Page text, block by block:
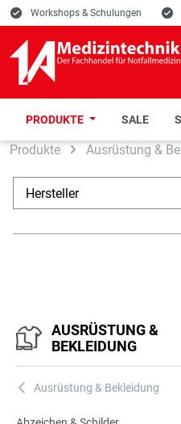
Hauptinhalt springen
Zur Suche springen
Zur Hauptnavigation springen
E Workshops & Schulungen E
PRODUKTE SALE
Produkte Ausrüstung &
Hersteller
AUSRÜSTUNG &
BEKLEIDUNG
A Ausrüstung & Bekleidung